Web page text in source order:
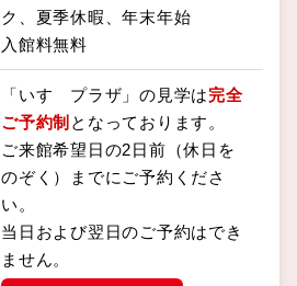
ク、夏季休暇、年末年始
入館料無料
「いすゞプラザ」の見学は完全
ご予約制 となっております。
ご来館希望日の2日前（休日を
のぞく）までにご予約くださ
い。
当日および翌日のご予約はでき
ません。